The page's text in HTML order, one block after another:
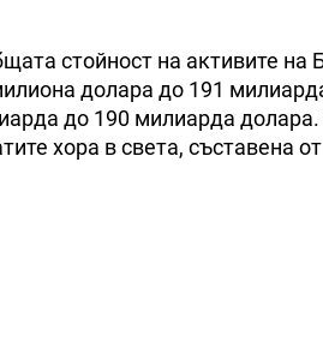
стойност на активите на
долара до 191
до 190 милиарда
хора в света, съставена